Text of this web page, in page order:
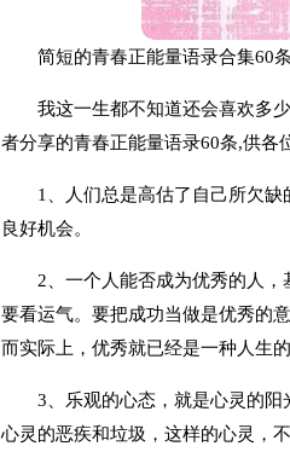
简短的青春正能量语录合集60条
我这一生都不知道还会喜欢多
者分享的青春正能量语录60条,供各
1、人们总是高估了自己所欠
良好机会。
2、一个人能否成为优秀的人
要看运气。要把成功当做是优秀的
而实际上，优秀就已经是一种人生
3、乐观的心态，就是心灵的
心灵的恶疾和垃圾，这样的心灵，